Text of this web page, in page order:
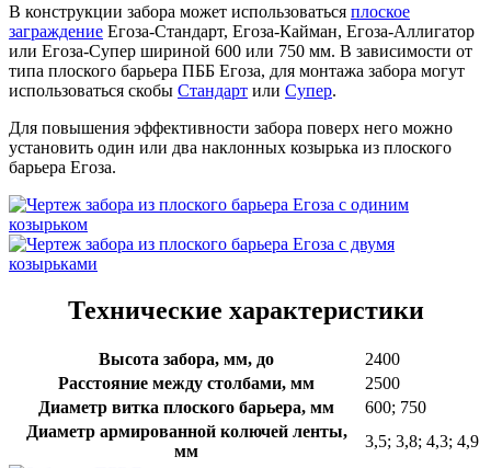
В конструкции забора может использоваться плоское
заграждение Егоза-Стандарт, Егоза-Кайман, Егоза-Аллигатор
или Егоза-Супер шириной 600 или 750 мм. В зависимости от
типа плоского барьера ПББ Егоза, для монтажа забора могут
использоваться скобы Стандарт или Супер.
Для повышения эффективности забора поверх него можно
установить один или два наклонных козырька из плоского
барьера Егоза.
Технические характеристики
Высота забора, мм, до
2400
Расстояние между столбами, мм
2500
Диаметр витка плоского барьера, мм
600; 750
Диаметр армированной колючей ленты,
мм
3,5; 3,8; 4,3; 4,9